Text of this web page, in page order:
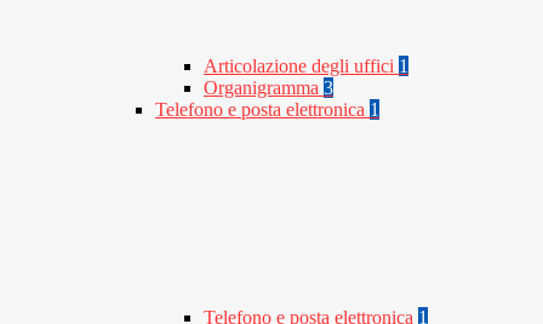
Articolazione degli uffici 1
Organigramma 3
Telefono e posta elettronica 1
Telefono e posta elettronica 1